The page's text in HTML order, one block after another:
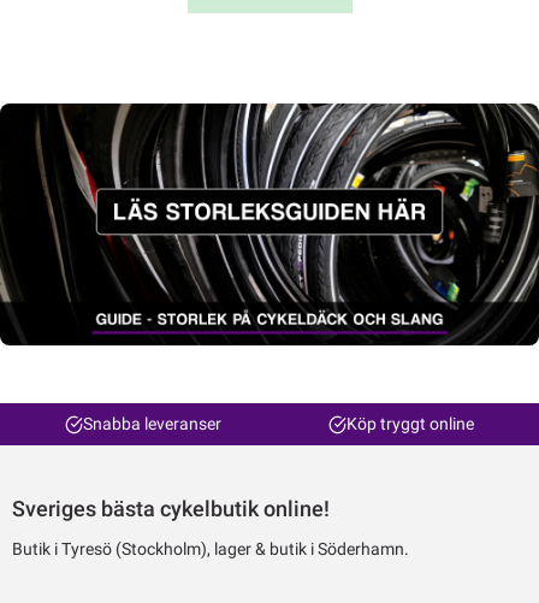
Snabba leveranser Köp tryggt online
Sveriges bästa cykelbutik online!
Butik i Tyresö (Stockholm), lager & butik i Söderhamn.